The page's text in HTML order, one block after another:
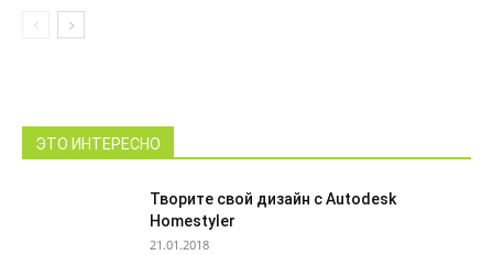
ЭТО ИНТЕРЕСНО
Творите свой дизайн с Autodesk
Homestyler
21.01.2018